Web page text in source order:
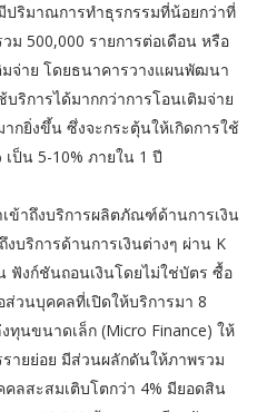
ปริมาณการทำธุรกรรมที่น้อยกว่าที่
500,000 รายการต่อเดือน หรือ
มจ่าย โดยธนาคารวางแผนพัฒนา
ริการได้มากกว่าการโอนเติมจ่าย
กยิ่งขึ้น ซึ่งจะกระตุ้นให้เกิดการใช้
ป็น 5-10% ภายใน 1 ปี
เข้าถึงบริการผลิตภัณฑ์ด้านการเงิน
บริการด้านการเงินต่างๆ ผ่าน K
ฟังก์ชันถอนเงินโดยไม่ใช่บัตร ซื้อ
วนบุคคลที่เปิดให้บริการมา 8
ทุนขนาดเล็ก (Micro Finance) ให้
ายย่อย มีส่วนผลักดันให้ภาพรวม
ลสะสมเติบโตกว่า 4% มียอดสิน